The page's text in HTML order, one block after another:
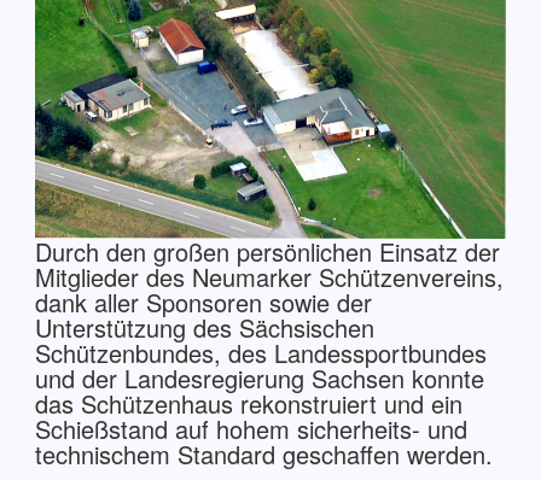
Durch den großen persönlichen Einsatz der
Mitglieder des Neumarker Schützenvereins,
dank aller Sponsoren sowie der
Unterstützung des Sächsischen
Schützenbundes, des Landessportbundes
und der Landesregierung Sachsen konnte
das Schützenhaus rekonstruiert und ein
Schießstand auf hohem sicherheits- und
technischem Standard geschaffen werden.